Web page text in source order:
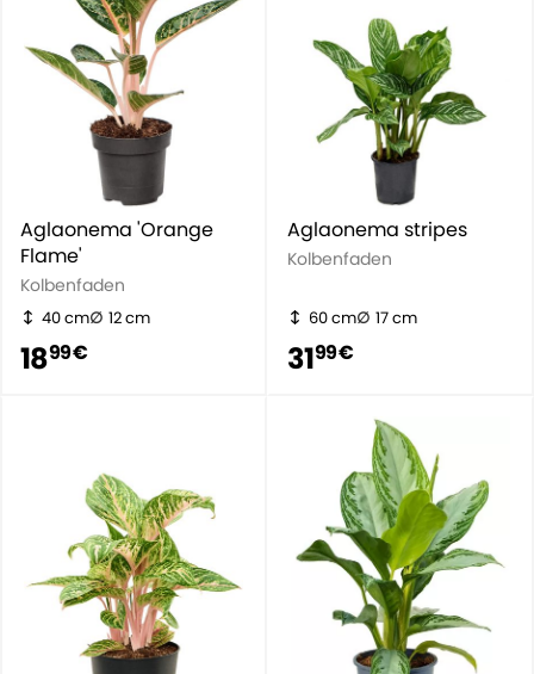
Aglaonema 'Orange
Flame'
Kolbenfaden
40 cm 12 cm
1899 €
Aglaonema stripes
Kolbenfaden
60 cm 17 cm
3199 €